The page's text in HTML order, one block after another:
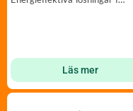
Läs mer